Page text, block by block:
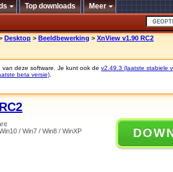
Top downloads Meer
Desktop > Beeldbewerking > XnView v1.90 RC2
van deze software. Je kunt ook de v2.49.3 (laatste stabiele
beta versie)
/ Win7 / Win8 / WinXP